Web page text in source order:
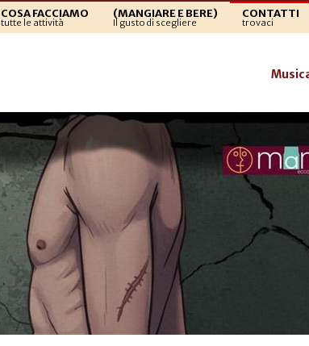
COSA FACCIAMO
tutte le attività
(MANGIARE E BERE)
Il gusto di scegliere
CONTATTI
trovaci